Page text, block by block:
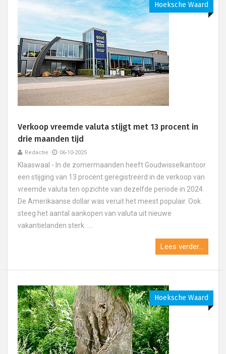
Hoeksche Waard
Verkoop vreemde valuta stijgt met 13 procent in
drie maanden tijd
Redactie 06-10-2025
Klaaswaal - In de zomermaanden heeft Goudwisselkantoor
een stijging van 13 procent geregistreerd in de verkoop van
vreemde valuta ten opzichte van dezelfde periode in 2024.
De Amerikaanse dollar was veruit het meest populair. Ook
steeg het aantal aankopen van valuta uit nieuwe
vakantielanden sterk. ....
Lees verder...
Hoeksche Waard